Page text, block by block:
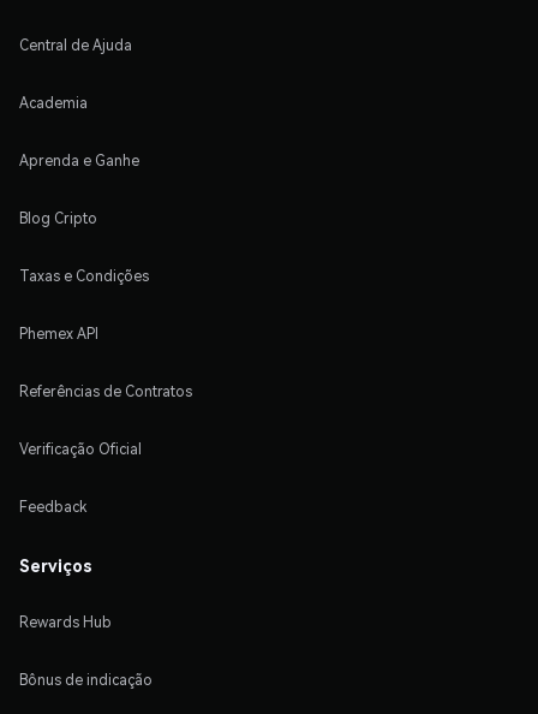
Central de Ajuda
Academia
Aprenda e Ganhe
Blog Cripto
Taxas e Condições
Phemex API
Referências de Contratos
Verificação Oficial
Feedback
Serviços
Rewards Hub
Bônus de indicação